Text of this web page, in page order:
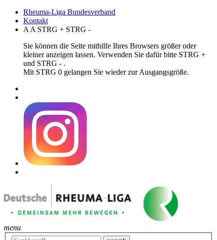
Rheuma-Liga Bundesverband
Kontakt
A A STRG + STRG -
Sie können die Seite mithilfe Ihres Browsers größer oder
kleiner anzeigen lassen. Verwenden Sie dafür bitte STRG +
und STRG - .
Mit STRG 0 gelangen Sie wieder zur Ausgangsgröße.
menu